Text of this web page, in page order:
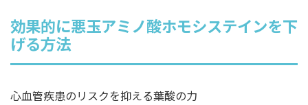
効果的に悪玉アミノ酸ホモシステインを下
げる方法
心血管疾患のリスクを抑える葉酸の力